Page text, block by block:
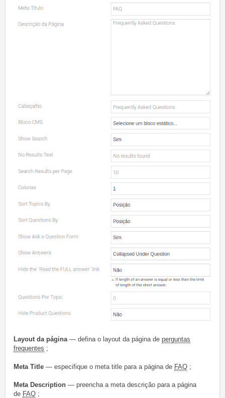
Layout da página— defina o layout da página de perguntas
frequentes ;
Meta Title — especifique o meta title para a página de FAQ ;
Meta Description — preencha a meta descrição para a página
de FAQ ;